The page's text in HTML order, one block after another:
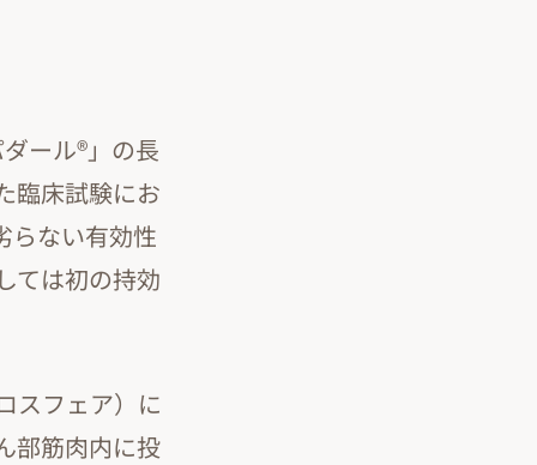
ール®」の長
臨床試験にお
らない有効性
ては初の持効
スフェア）に
部筋肉内に投